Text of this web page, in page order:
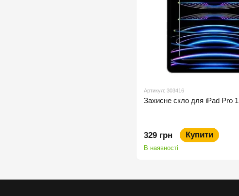
Артикул: 303416
Захисне скло для iPad Pro
329 грн Купити
В наявності